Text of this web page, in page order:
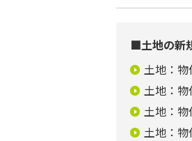
■土地の新
土地：
土地：
土地：
土地：